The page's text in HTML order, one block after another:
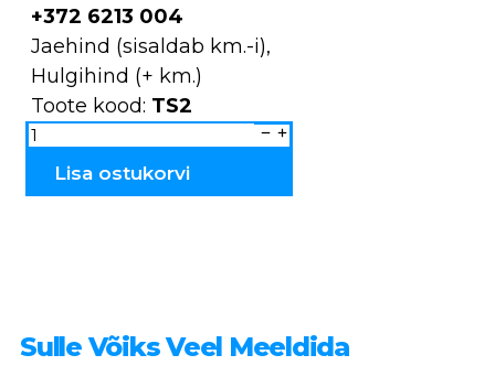
+372 6213 004
Jaehind (sisaldab km.-i),
Hulgihind (+ km.)
Toote kood: TS2
Puidust
Vedur
suur
Lisa ostukorvi
Sulle Võiks Veel Meeldida